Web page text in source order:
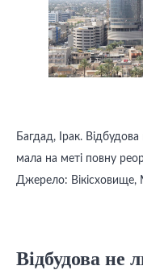
Багдад, Ірак.
мала на меті повну
Джерело: Вікісховище,
Відбудова не